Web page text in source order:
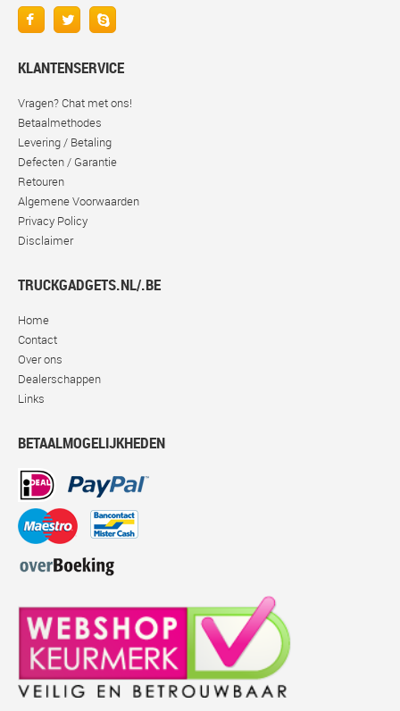
KLANTENSERVICE
Vragen? Chat met ons!
Betaalmethodes
Levering / Betaling
Defecten / Garantie
Retouren
Algemene Voorwaarden
Privacy Policy
Disclaimer
TRUCKGADGETS.NL/.BE
Home
Contact
Over ons
Dealerschappen
Links
BETAALMOGELIJKHEDEN